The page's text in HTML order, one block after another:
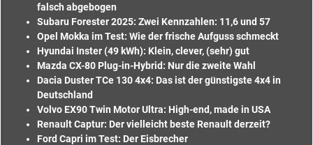
falsch abgebogen
Subaru Forester 2025: Zwei Kennzahlen: 11,6 und 57
Opel Mokka im Test: Wie der frische Aufguss schmeckt
Hyundai Inster (49 kWh): Klein, clever, (sehr) gut
Mazda CX-80 Plug-in-Hybrid: Nur die zweite Wahl
Dacia Duster TCe 130 4x4: Das ist der günstigste 4x4 in
Deutschland
Volvo EX90 Twin Motor Ultra: High-end, made in USA
Renault Captur: Der vielleicht beste Renault derzeit?
Ford Capri im Test: Der Eisbrecher